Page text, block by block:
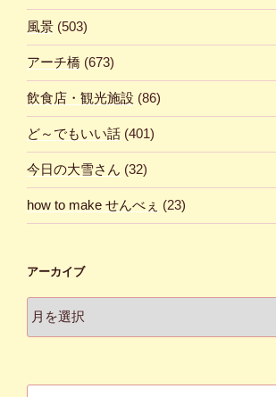
風景 (503)
アーチ橋 (673)
飲食店・観光施設 (86)
ど～でもいい話 (401)
今日の大雪さん (32)
how to make せんべぇ (23)
アーカイブ
ー